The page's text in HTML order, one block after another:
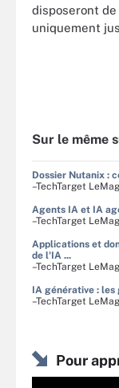
disposeront
uniquement
Sur le même
Dossier Nutanix :
–TechTarget
Agents IA et IA
–TechTarget
Applications et
de l'IA ...
–TechTarget
IA générative : les
–TechTarget
Pour